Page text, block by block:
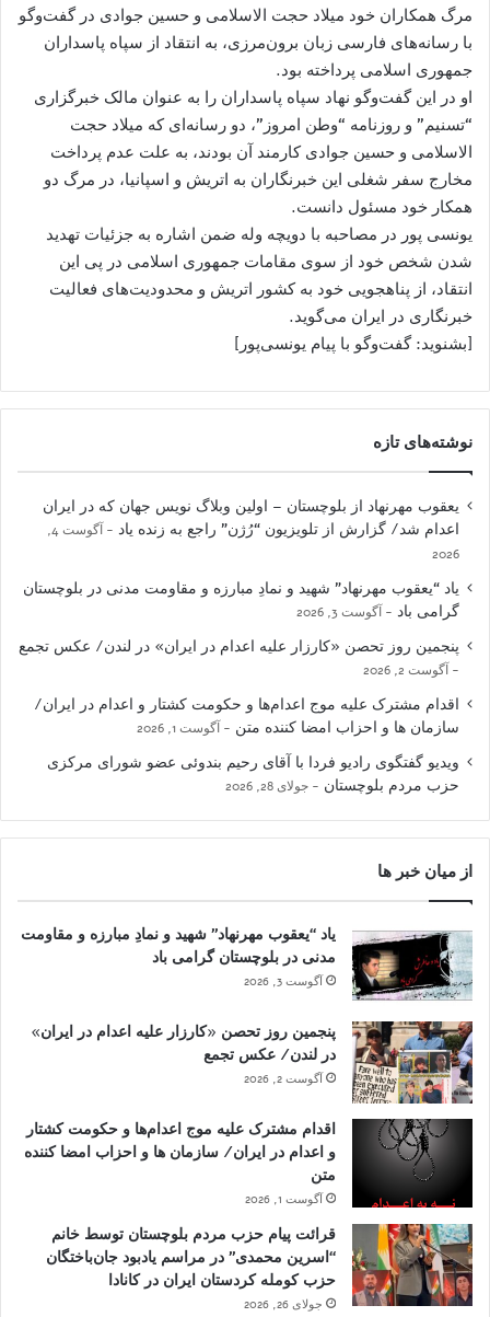
مرگ همکاران خود میلاد حجت الاسلامی و حسین جوادی در گفت‌و‌گو
با رسانه‌های فارسی زبان برون‌مرزی، به انتقاد از سپاه پاسداران
جمهوری اسلامی پرداخته بود.
او در این گفت‌و‌گو نهاد سپاه پاسداران را به عنوان مالک خبرگزاری
“تسنیم” و روزنامه “وطن امروز”، دو رسانه‌ای که میلاد حجت
الاسلامی و حسین جوادی کارمند آن بودند، به علت عدم پرداخت
مخارج سفر شغلی این خبرنگاران به اتریش و اسپانیا، در مرگ دو
همکار خود مسئول دانست.
یونسی پور در مصاحبه با دویچه وله ضمن اشاره به جزئیات تهدید
شدن شخص خود از سوی مقامات جمهوری اسلامی در پی این
انتقاد، از پناهجویی خود به کشور اتریش و محدودیت‌های فعالیت
خبرنگاری در ایران می‌گوید.
[بشنوید: گفت‌وگو با پیام یونسی‌پور]
نوشته‌های تازه
یعقوب مهرنهاد از بلوچستان – اولین وبلاگ نویس جهان که در ایران
اعدام شد/ گزارش از تلویزیون “رُژن” راجع به زنده یاد
آگوست 4,
2026
یاد “یعقوب مهرنهاد” شهید و نمادِ مبارزه و مقاومت مدنی در بلوچستان
گرامی باد
آگوست 3, 2026
پنجمین روز تحصن «کارزار علیه اعدام در ایران» در لندن/ عکس تجمع
آگوست 2, 2026
اقدام مشترک علیه موج اعدام‌ها و حکومت کشتار و اعدام در ایران/
سازمان ها و احزاب امضا کننده متن
آگوست 1, 2026
ویدیو گفتگوی رادیو فردا با آقای رحیم بندوئی عضو شورای مرکزی
حزب مردم بلوچستان
جولای 28, 2026
از میان خبر ها
یاد “یعقوب مهرنهاد” شهید و نمادِ مبارزه و مقاومت
مدنی در بلوچستان گرامی باد
آگوست 3, 2026
پنجمین روز تحصن «کارزار علیه اعدام در ایران»
در لندن/ عکس تجمع
آگوست 2, 2026
اقدام مشترک علیه موج اعدام‌ها و حکومت کشتار
و اعدام در ایران/ سازمان ها و احزاب امضا کننده
متن
آگوست 1, 2026
قرائت پیام حزب مردم بلوچستان توسط خانم
“اسرین محمدی” در مراسم یادبود جان‌باختگان
حزب کومله کردستان ایران در کانادا
جولای 26, 2026